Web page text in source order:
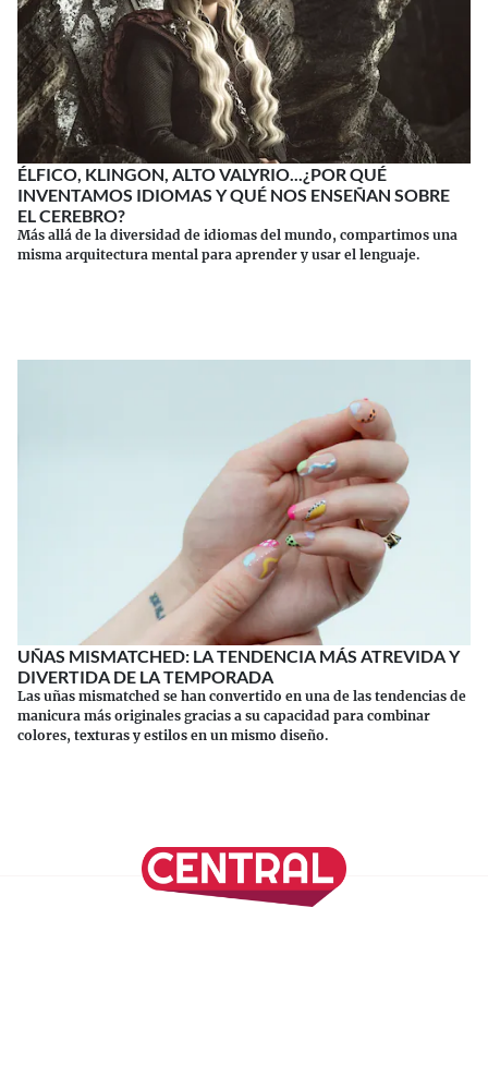
ÉLFICO, KLINGON, ALTO VALYRIO...¿POR QUÉ
INVENTAMOS IDIOMAS Y QUÉ NOS ENSEÑAN SOBRE
EL CEREBRO?
Más allá de la diversidad de idiomas del mundo, compartimos una
misma arquitectura mental para aprender y usar el lenguaje.
UÑAS MISMATCHED: LA TENDENCIA MÁS ATREVIDA Y
DIVERTIDA DE LA TEMPORADA
Las uñas mismatched se han convertido en una de las tendencias de
manicura más originales gracias a su capacidad para combinar
colores, texturas y estilos en un mismo diseño.